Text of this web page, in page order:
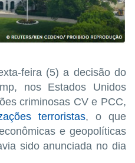
feira (5) a decisão do
nos Estados Unidos
criminosas CV e PCC,
terroristas, o que
e geopolíticas
sido anunciada no dia